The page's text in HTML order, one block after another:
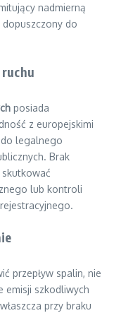
nadmierną
do
posiada
z europejskimi
legalnego
Brak
lub kontroli
przepływ spalin, nie
emisji szkodliwych
przy braku